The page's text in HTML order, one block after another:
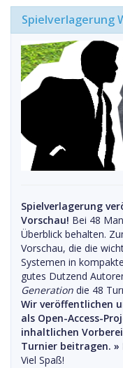
Spielverlagerung
Spielverlagerung
Vorschau! Bei 48
Überblick behalten.
Vorschau, die die
Systemen in
gutes Dutzend
Generation die 48
Wir veröffentlichen
als Open-Access-
inhaltlichen
Turnier beitragen. »
Viel Spaß!